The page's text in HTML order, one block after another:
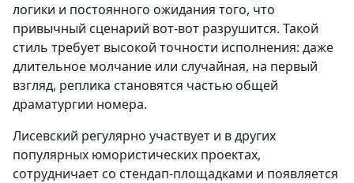
логики и постоянного ожидания того, что
привычный сценарий вот-вот разрушится. Такой
стиль требует высокой точности исполнения: даже
длительное молчание или случайная, на первый
взгляд, реплика становятся частью общей
драматургии номера.
Лисевский регулярно участвует и в других
популярных юмористических проектах,
сотрудничает со стендап-площадками и появляется